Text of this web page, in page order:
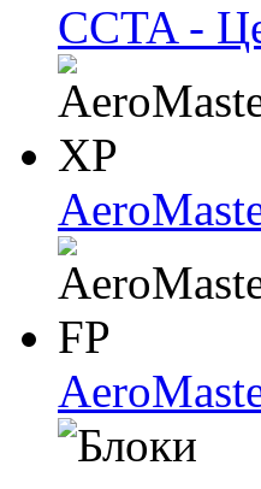
CCTA -